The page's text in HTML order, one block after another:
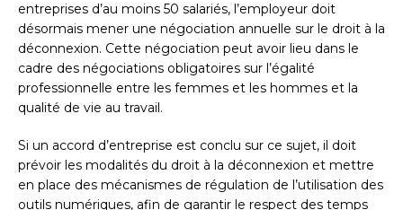
entreprises d’au moins 50 salariés, l’employeur doit
désormais mener une négociation annuelle sur le droit à la
déconnexion. Cette négociation peut avoir lieu dans le
cadre des négociations obligatoires sur l’égalité
professionnelle entre les femmes et les hommes et la
qualité de vie au travail.
Si un accord d’entreprise est conclu sur ce sujet, il doit
prévoir les modalités du droit à la déconnexion et mettre
en place des mécanismes de régulation de l’utilisation des
outils numériques, afin de garantir le respect des temps